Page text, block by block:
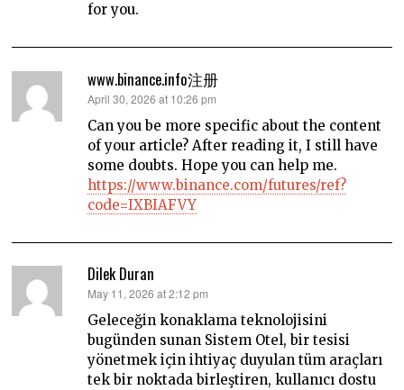
for you.
www.binance.info注册
says:
April 30, 2026 at 10:26 pm
Can you be more specific about the content
of your article? After reading it, I still have
some doubts. Hope you can help me.
https://www.binance.com/futures/ref?
code=IXBIAFVY
Dilek Duran
says:
May 11, 2026 at 2:12 pm
Geleceğin konaklama teknolojisini
bugünden sunan Sistem Otel, bir tesisi
yönetmek için ihtiyaç duyulan tüm araçları
tek bir noktada birleştiren, kullanıcı dostu